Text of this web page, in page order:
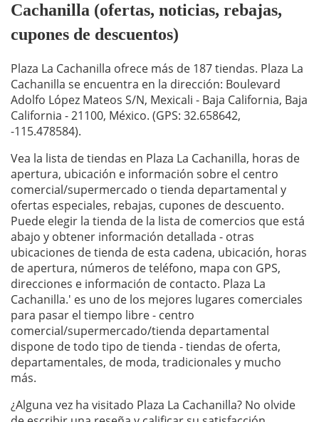
Cachanilla (ofertas, noticias, rebajas,
cupones de descuentos)
Plaza La Cachanilla ofrece más de 187 tiendas. Plaza La
Cachanilla se encuentra en la dirección: Boulevard
Adolfo López Mateos S/N, Mexicali - Baja California, Baja
California - 21100, México. (GPS: 32.658642,
-115.478584).
Vea la lista de tiendas en Plaza La Cachanilla, horas de
apertura, ubicación e información sobre el centro
comercial/supermercado o tienda departamental y
ofertas especiales, rebajas, cupones de descuento.
Puede elegir la tienda de la lista de comercios que está
abajo y obtener información detallada - otras
ubicaciones de tienda de esta cadena, ubicación, horas
de apertura, números de teléfono, mapa con GPS,
direcciones e información de contacto. Plaza La
Cachanilla.' es uno de los mejores lugares comerciales
para pasar el tiempo libre - centro
comercial/supermercado/tienda departamental
dispone de todo tipo de tienda - tiendas de oferta,
departamentales, de moda, tradicionales y mucho
más.
¿Alguna vez ha visitado Plaza La Cachanilla? No olvide